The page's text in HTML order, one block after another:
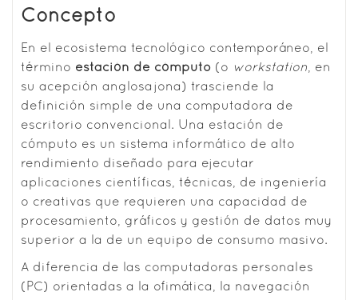
Concepto
En el ecosistema tecnológico contemporáneo, el
término estación de cómputo (o workstation, en
su acepción anglosajona) trasciende la
definición simple de una computadora de
escritorio convencional. Una estación de
cómputo es un sistema informático de alto
rendimiento diseñado para ejecutar
aplicaciones científicas, técnicas, de ingeniería
o creativas que requieren una capacidad de
procesamiento, gráficos y gestión de datos muy
superior a la de un equipo de consumo masivo.
A diferencia de las computadoras personales
(PC) orientadas a la ofimática, la navegación